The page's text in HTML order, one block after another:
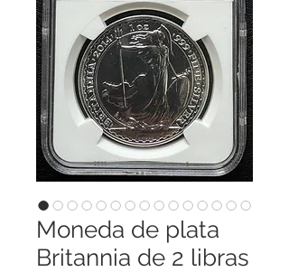
Moneda de plata
Britannia de 2 libras